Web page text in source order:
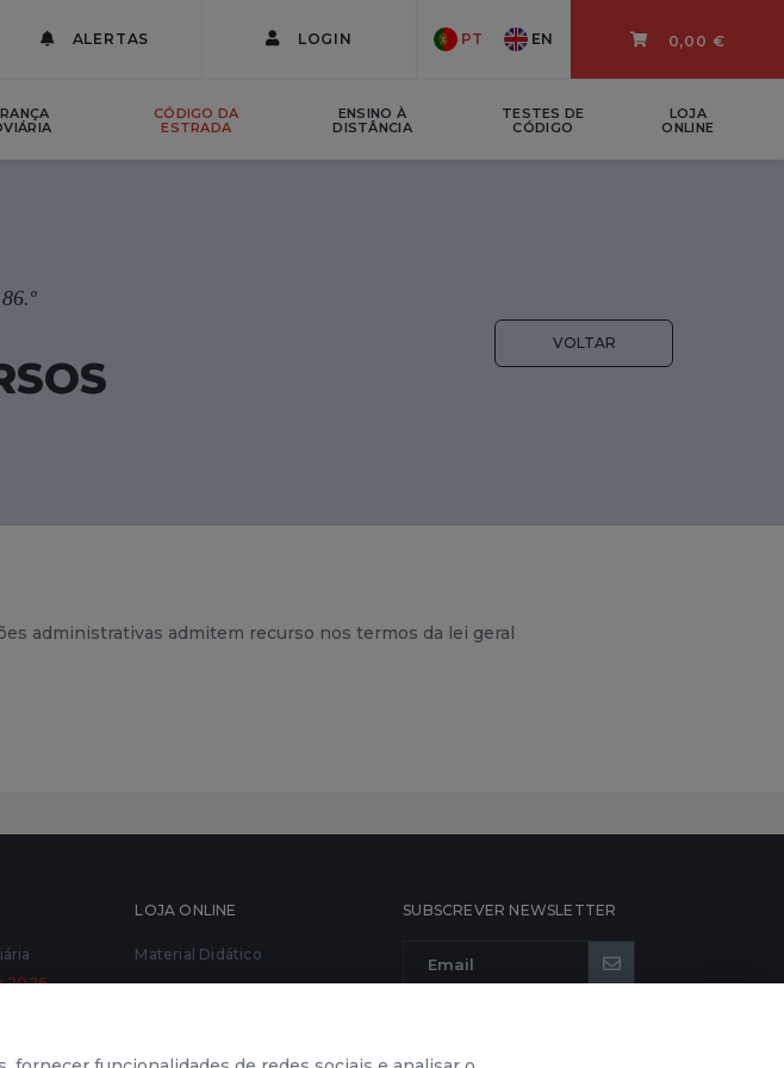
ALERTAS LOGIN PT EN 0,00 €
CÓDIGO DA
ESTRADA
ENSINO À
DISTÂNCIA
TESTES DE
CÓDIGO
LOJA
ONLINE
VOLTAR
administrativas admitem recurso nos termos da lei geral
2026
LOJA ONLINE
Material Didático
SUBSCREVER NEWSLETTER